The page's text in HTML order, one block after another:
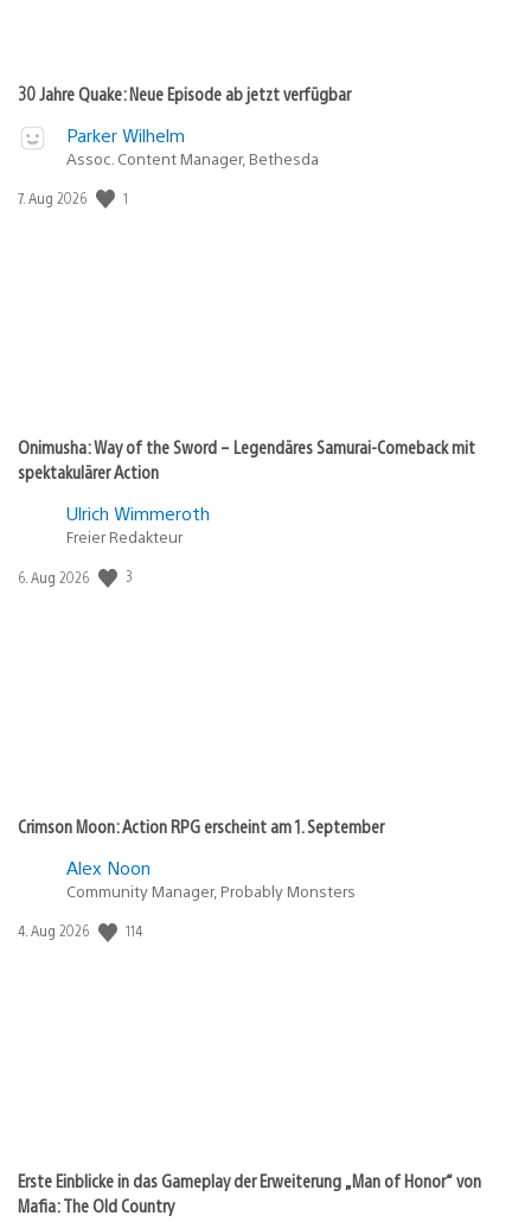
30 Jahre Quake: Neue Episode ab jetzt verfügbar
Parker Wilhelm
Assoc. Content Manager, Bethesda
Veröffentlichungsdatum:
7. Aug 2026 1
Onimusha: Way of the Sword – Legendäres Samurai-Comeback mit
spektakulärer Action
Ulrich Wimmeroth
Freier Redakteur
Veröffentlichungsdatum:
6. Aug 2026 3
Crimson Moon: Action RPG erscheint am 1. September
Alex Noon
Community Manager, Probably Monsters
Veröffentlichungsdatum:
4. Aug 2026 114
Erste Einblicke in das Gameplay der Erweiterung „Man of Honor“ von
Mafia: The Old Country